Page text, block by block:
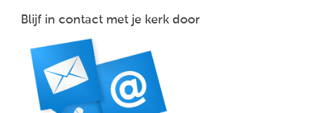
Blijf in contact met je kerk door